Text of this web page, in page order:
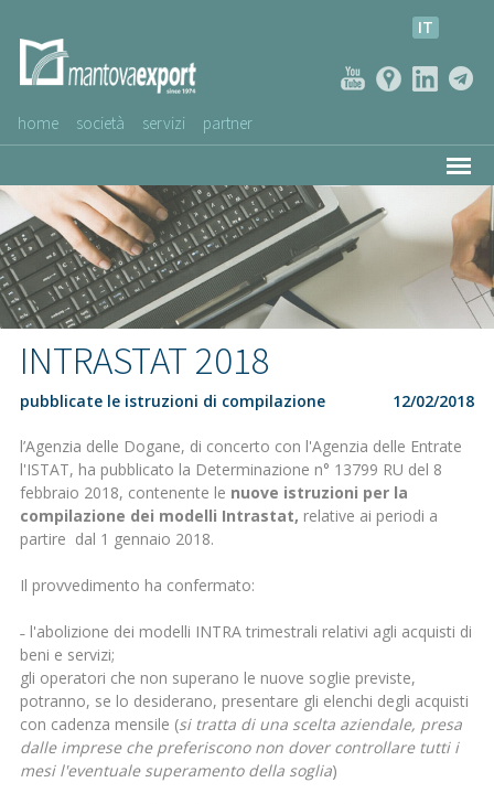
IT
home società servizi partner
AZIENDE CLIENTI
NEWS
VIDEO
SERVIZIO CLIENTI
INTRASTAT 2018
pubblicate le istruzioni di compilazione 12/02/2018
l’Agenzia delle Dogane, di concerto con l'Agenzia delle Entrate
l'ISTAT, ha pubblicato la Determinazione n° 13799 RU del 8
febbraio 2018, contenente le nuove istruzioni per la
compilazione dei modelli Intrastat, relative ai periodi a
partire dal 1 gennaio 2018.
Il provvedimento ha confermato:
˗ l'abolizione dei modelli INTRA trimestrali relativi agli acquisti di
beni e servizi;
gli operatori che non superano le nuove soglie previste,
potranno, se lo desiderano, presentare gli elenchi degli acquisti
con cadenza mensile (si tratta di una scelta aziendale, presa
dalle imprese che preferiscono non dover controllare tutti i
mesi l'eventuale superamento della soglia)